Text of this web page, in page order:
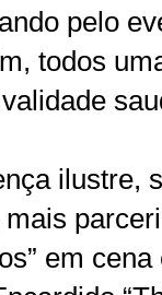
pelo
todos
ilustre,
em